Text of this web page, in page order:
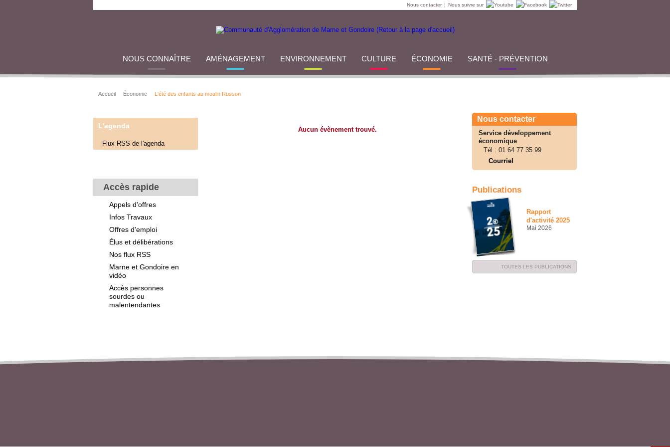
Nous contacter | Nous suivre sur
NOUS CONNAÎTRE AMÉNAGEMENT ENVIRONNEMENT CULTURE ÉCONOMIE SANTÉ - PRÉVENTION
Accueil Économie L'été des enfants au moulin Russon
L'agenda
Flux RSS de l'agenda
Accès rapide
Appels d'offres
Infos Travaux
Offres d'emploi
Élus et délibérations
Nos flux RSS
Marne et Gondoire en
vidéo
Accès personnes
sourdes ou
malentendantes
Aucun évènement trouvé.
Nous contacter
Service développement
économique
Tél : 01 64 77 35 99
Courriel
Publications
Rapport
d'activité 2025
Mai 2026
TOUTES LES PUBLICATIONS